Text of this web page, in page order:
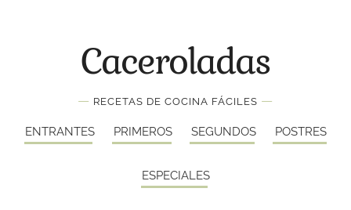
Caceroladas
— RECETAS DE COCINA FÁCILES —
ENTRANTES PRIMEROS SEGUNDOS POSTRES
ESPECIALES